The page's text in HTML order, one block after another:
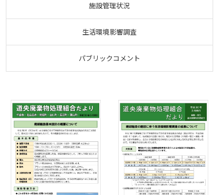
施設管理状況
生活環境影響調査
パブリックコメント